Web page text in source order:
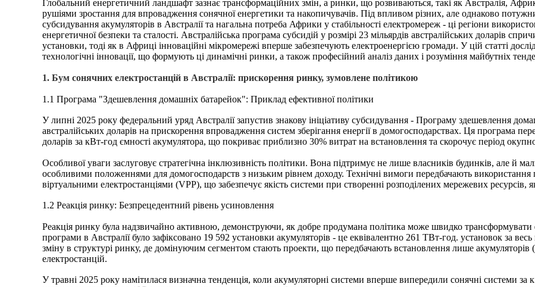
Глобальний енергетичний ландшафт зазнає трансформаційних змін, а ринки, що розвиваються, такі як Австралія,
рушіями зростання для впровадження сонячної енергетики та накопичувачів. Під впливом різних, але однаково
субсидування акумуляторів в Австралії та нагальна потреба Африки у стабільності електромереж - ці регіони
енергетичної безпеки та сталості. Австралійська програма субсидій у розмірі 23 мільярдів австралійських доларів
установки, тоді як в Африці інноваційні мікромережі вперше забезпечують електроенергією громади. У цій статті
технологічні інновації, що формують ці динамічні ринки, а також професійний аналіз даних і розуміння майбутніх
1. Бум сонячних електростанцій в Австралії: прискорення ринку, зумовлене політикою
1.1 Програма "Здешевлення домашніх батарейок": Приклад ефективної політики
У липні 2025 року федеральний уряд Австралії запустив знакову ініціативу субсидування - Програму здешевлення
австралійських доларів на прискорення впровадження систем зберігання енергії в домогосподарствах. Ця програма
доларів за кВт-год ємності акумулятора, що покриває приблизно 30% витрат на встановлення та скорочує період
Особливої уваги заслуговує стратегічна інклюзивність політики. Вона підтримує не лише власників будинків, але й
особливими положеннями для домогосподарств з низьким рівнем доходу. Технічні вимоги передбачають використання
віртуальними електростанціями (VPP), що забезпечує якість системи при створенні розподілених мережевих ресурсів,
1.2 Реакція ринку: Безпрецедентний рівень усиновлення
Реакція ринку була надзвичайно активною, демонструючи, як добре продумана політика може швидко
програми в Австралії було зафіксовано 19 592 установки акумуляторів - це еквівалентно 261 ТВт-год. установок за
зміну в структурі ринку, де домінуючим сегментом стають проекти, що передбачають встановлення лише
електростанцій.
У травні 2025 року намітилася визначна тенденція, коли акумуляторні системи вперше випередили сонячні системи